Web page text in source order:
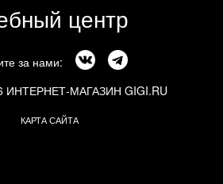
центр
за нами:
ИНТЕРНЕТ-МАГАЗИН GIGI.RU
КАРТА САЙТА